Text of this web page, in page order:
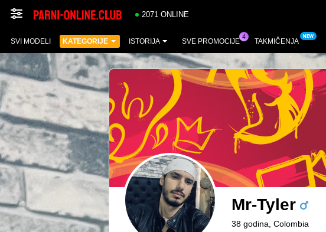
2071 ONLINE
SVI MODELI KATEGORIJE ISTORIJA SVE PROMOCIJE TAKMIČENJA
Mr-Tyler
38 godina, Colombia